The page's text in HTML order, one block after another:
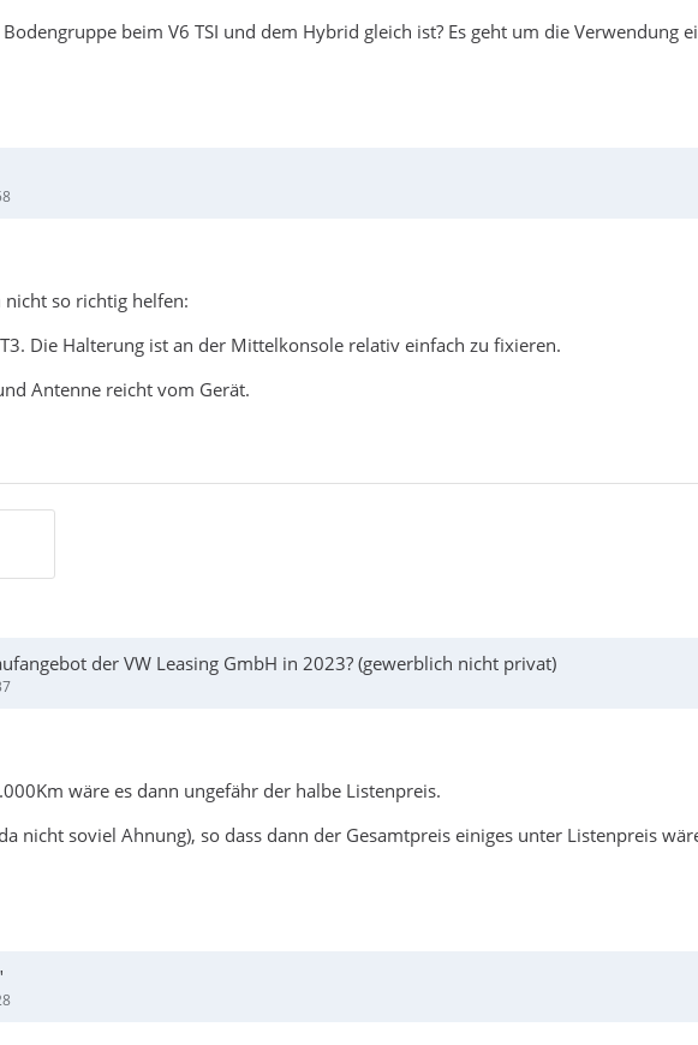
beim V6 TSI und dem Hybrid gleich ist? Es geht um die Verwendung
so richtig helfen:
Die Halterung ist an der Mittelkonsole relativ einfach zu fixieren.
Antenne reicht vom Gerät.
der VW Leasing GmbH in 2023? (gewerblich nicht privat)
wäre es dann ungefähr der halbe Listenpreis.
nicht soviel Ahnung), so dass dann der Gesamtpreis einiges unter Listenpreis